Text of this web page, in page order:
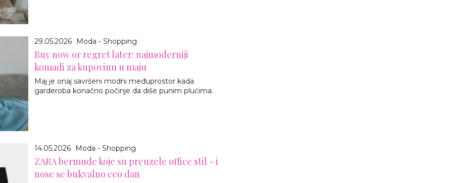
29.05.2026 Moda - Shopping
Buy now or regret later: najmoderniji
komadi za kupovinu u maju
Maj je onaj savršeni modni međuprostor kada
garderoba konačno počinje da diše punim plućima.
14.05.2026 Moda - Shopping
ZARA bermude koje su preuzele office stil - i
nose se bukvalno ceo dan